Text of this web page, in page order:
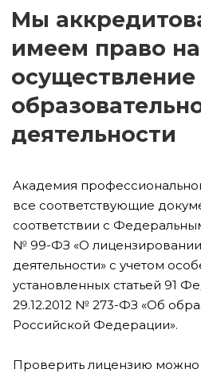
Мы
имеем право на
осуществление
деятельности
Академия
все соответствующие
соответствии с
№ 99-ФЗ «О
деятельности» с учетом
установленных статьей 91
29.12.2012 № 273-ФЗ «Об
Российской Федерации».
Проверить лицензию